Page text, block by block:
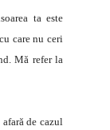
ta este
care nu ceri
Mă refer la
de cazul